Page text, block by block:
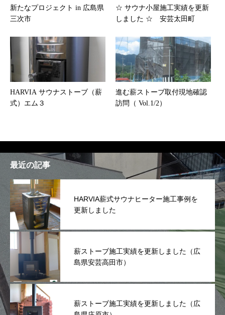
新たなプロジェクト in 広島県
三次市
☆ サウナ小屋施工実績を更新
しました ☆ 安芸太田町
HARVIA サウナストーブ（薪
式）エム３
進む薪ストーブ取付現地確認
訪問（ Vol.1/2）
最近の記事
HARVIA薪式サウナヒーター施工事例を
更新しました
薪ストーブ施工実績を更新しました（広
島県安芸高田市）
薪ストーブ施工実績を更新しました（広